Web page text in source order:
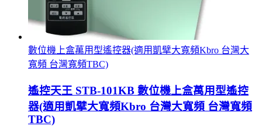
數位機上盒萬用型遙控器(適用凱擘大寬頻Kbro 台灣大
寬頻 台灣寬頻TBC)
遙控天王 STB-101KB 數位機上盒萬用型遙控
器(適用凱擘大寬頻Kbro 台灣大寬頻 台灣寬頻
TBC)